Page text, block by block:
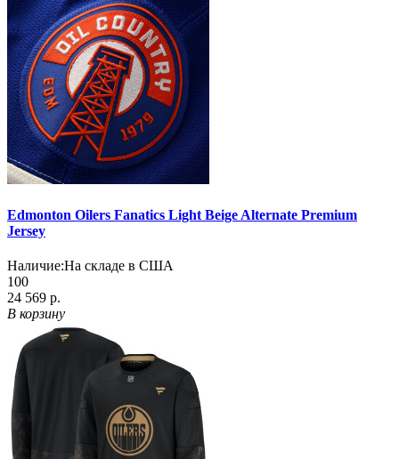
Edmonton Oilers Fanatics Light Beige Alternate Premium
Jersey
Наличие:На складе в США
100
24 569 р.
В корзину